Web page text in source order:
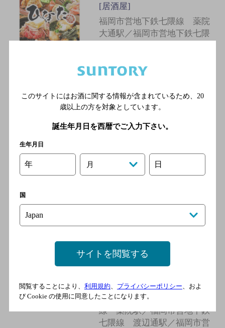
[居酒屋]
福岡市営地下鉄七隈線 薬院
大通駅／福岡市営地下鉄七隈
七隈線 渡辺通駅／福岡市営
[居酒屋]
大通駅／福岡市営地下鉄七隈
線 薬院駅／西鉄天神大牟田
舩橋洋品店
[居酒屋]
大通駅／福岡市営地下鉄七隈
線 薬院駅／西鉄天神大牟田
線 薬院駅／福岡市営地下鉄
七隈線 渡辺通駅／福岡市営
このサイトにはお酒に関する情報が含まれているため、 20
歳以上の方を対象としています。
誕生年月日を西暦でご入力下さい。
生年月日
年 月 日
国
サイトを閲覧する
閲覧することにより、 利用規約 プライバシーポリシー 、およ
び Cookie の使用に同意したことになります。